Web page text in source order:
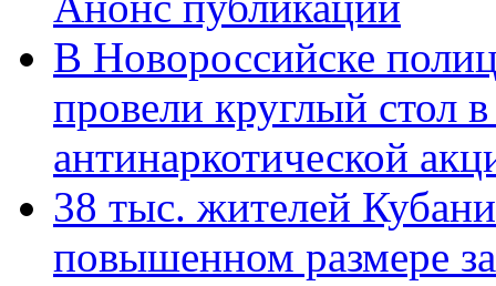
В Новороссийске
провели круглый стол
антинаркотической
38 тыс. жителей
повышенном размере